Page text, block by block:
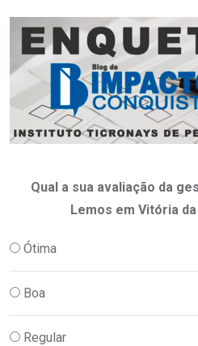
Qual a sua avaliação da
Lemos em Vitória
Ótima
Boa
Regular